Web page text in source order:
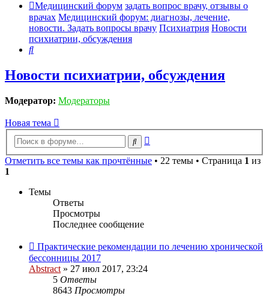
Медицинский форум задать вопрос врачу, отзывы о
врачах Медицинский форум: диагнозы, лечение,
новости. Задать вопросы врачу Психиатрия Новости
психиатрии, обсуждения
Поиск
Новости психиатрии, обсуждения
Модератор: Модераторы
Новая тема
Поиск
Отметить все темы как прочтённые • 22 темы • Страница 1 из
1
Темы
Ответы
Просмотры
Последнее сообщение
Практические рекомендации по лечению хронической
бессонницы 2017
Abstract » 27 июл 2017, 23:24
5 Ответы
8643 Просмотры